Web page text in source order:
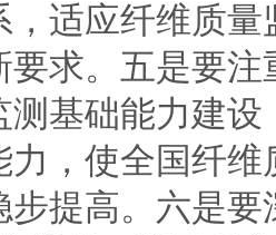
，适应纤维质
要求。五是要
测基础能力建设
力，使全国纤维
步提高。六是要